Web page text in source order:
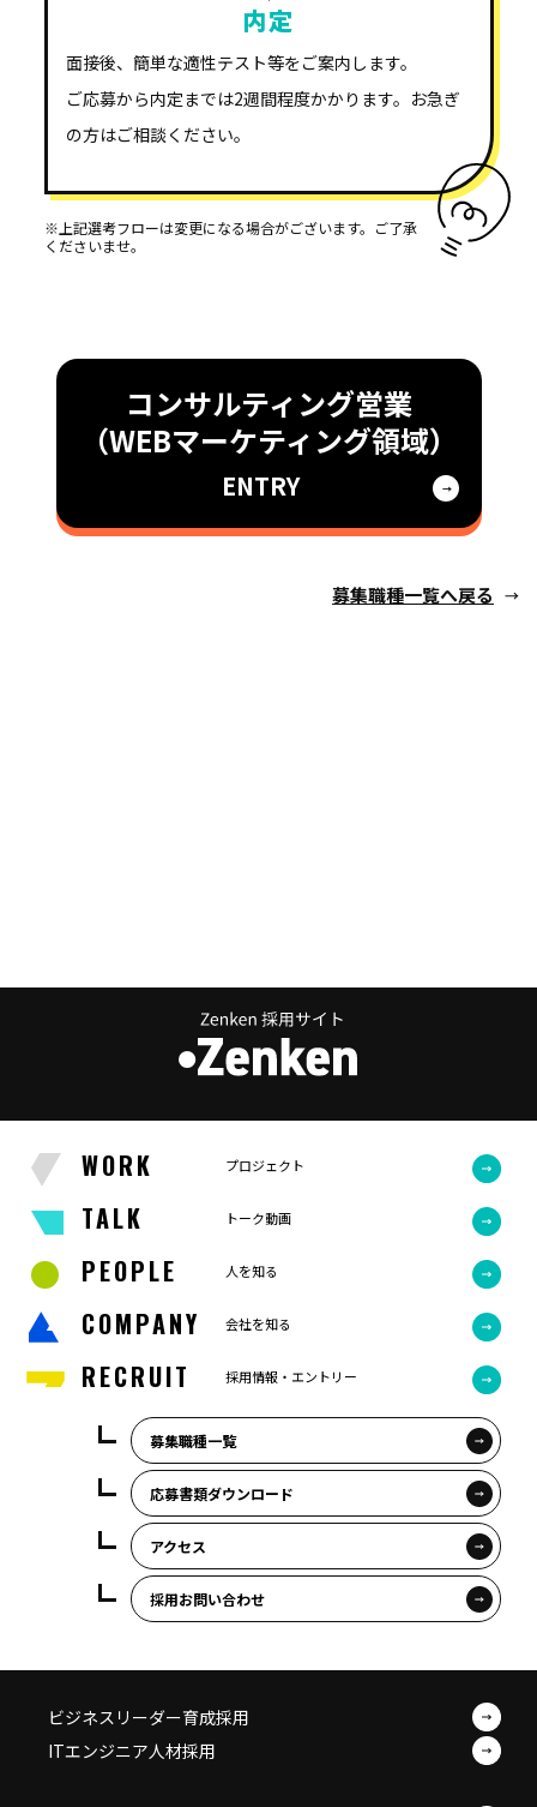
内定
面接後、簡単な適性テスト等をご案内します。
ご応募から内定までは2週間程度かかります。お急ぎ
の方はご相談ください。
※上記選考フローは変更になる場合がございます。ご了承
くださいませ。
コンサルティング営業
（WEBマーケティング領域）
ENTRY
募集職種一覧へ戻る
WORK プロジェクト
TALK トーク動画
PEOPLE 人を知る
COMPANY 会社を知る
RECRUIT 採用情報・エントリー
募集職種一覧
応募書類ダウンロード
アクセス
採用お問い合わせ
ビジネスリーダー育成採用
ITエンジニア人材採用